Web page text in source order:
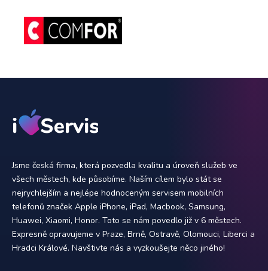
Jsme česká firma, která pozvedla kvalitu a úroveň služeb ve
všech městech, kde působíme. Naším cílem bylo stát se
nejrychlejším a nejlépe hodnoceným servisem mobilních
telefonů značek Apple iPhone, iPad, Macbook, Samsung,
Huawei, Xiaomi, Honor. Toto se nám povedlo již v 6 městech.
Expresně opravujeme v Praze, Brně, Ostravě, Olomouci, Liberci a
Hradci Králové. Navštivte nás a vyzkoušejte něco jiného!